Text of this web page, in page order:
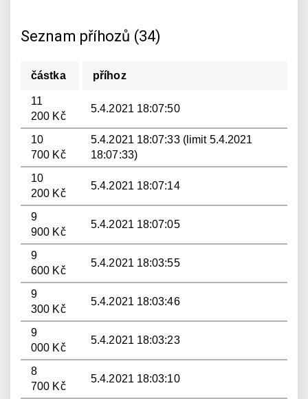
Seznam příhozů (34)
částka příhoz
11
200 Kč
5.4.2021 18:07:50
10
700 Kč
5.4.2021 18:07:33 (limit 5.4.2021
18:07:33)
10
200 Kč
5.4.2021 18:07:14
9
900 Kč
5.4.2021 18:07:05
9
600 Kč
5.4.2021 18:03:55
9
300 Kč
5.4.2021 18:03:46
9
000 Kč
5.4.2021 18:03:23
8
700 Kč
5.4.2021 18:03:10